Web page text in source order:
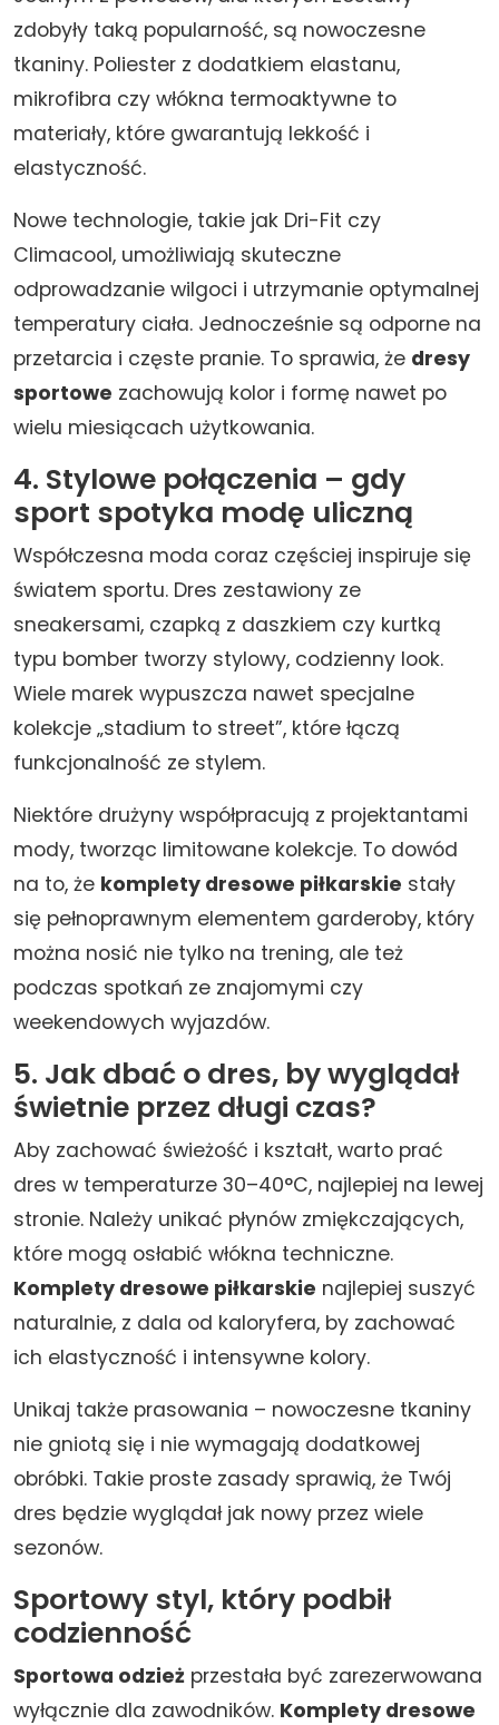
zdobyły taką popularność, są nowoczesne
tkaniny. Poliester z dodatkiem elastanu,
mikrofibra czy włókna termoaktywne to
materiały, które gwarantują lekkość i
elastyczność.
Nowe technologie, takie jak Dri-Fit czy
Climacool, umożliwiają skuteczne
odprowadzanie wilgoci i utrzymanie optymalnej
temperatury ciała. Jednocześnie są odporne na
przetarcia i częste pranie. To sprawia, że dresy
sportowe zachowują kolor i formę nawet po
wielu miesiącach użytkowania.
4. Stylowe połączenia – gdy
sport spotyka modę uliczną
Współczesna moda coraz częściej inspiruje się
światem sportu. Dres zestawiony ze
sneakersami, czapką z daszkiem czy kurtką
typu bomber tworzy stylowy, codzienny look.
Wiele marek wypuszcza nawet specjalne
kolekcje „stadium to street”, które łączą
funkcjonalność ze stylem.
Niektóre drużyny współpracują z projektantami
mody, tworząc limitowane kolekcje. To dowód
na to, że komplety dresowe piłkarskie stały
się pełnoprawnym elementem garderoby, który
można nosić nie tylko na trening, ale też
podczas spotkań ze znajomymi czy
weekendowych wyjazdów.
5. Jak dbać o dres, by wyglądał
świetnie przez długi czas?
Aby zachować świeżość i kształt, warto prać
dres w temperaturze 30–40°C, najlepiej na lewej
stronie. Należy unikać płynów zmiękczających,
które mogą osłabić włókna techniczne.
Komplety dresowe piłkarskie najlepiej suszyć
naturalnie, z dala od kaloryfera, by zachować
ich elastyczność i intensywne kolory.
Unikaj także prasowania – nowoczesne tkaniny
nie gniotą się i nie wymagają dodatkowej
obróbki. Takie proste zasady sprawią, że Twój
dres będzie wyglądał jak nowy przez wiele
sezonów.
Sportowy styl, który podbił
codzienność
Sportowa odzież przestała być zarezerwowana
wyłącznie dla zawodników. Komplety dresowe